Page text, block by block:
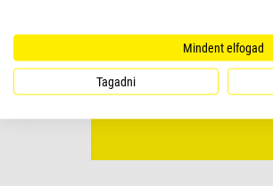
Mindent elfogad
Tagadni